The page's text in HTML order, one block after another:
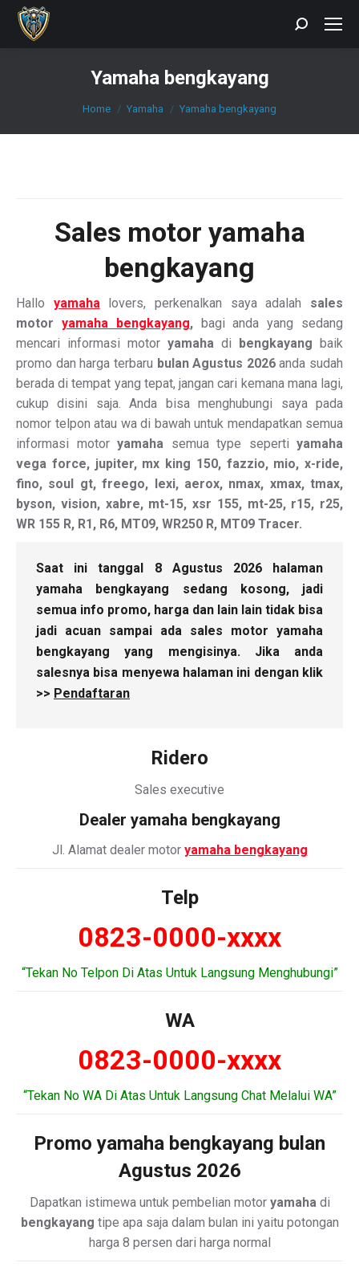
Search:
Yamaha bengkayang
You are here:
Home Yamaha Yamaha bengkayang
Sales motor yamaha
bengkayang
Hallo yamahalovers, perkenalkan saya adalah sales
motor yamaha bengkayang, bagi anda yang sedang
mencari informasi motor yamaha di bengkayang baik
promo dan harga terbaru bulan Agustus 2026anda sudah
berada di tempat yang tepat, jangan cari kemana mana lagi,
cukup disini saja. Anda bisa menghubungi saya pada
nomor telpon atau wa di bawah untuk mendapatkan semua
informasi motor yamaha semua type seperti yamaha
vega force, jupiter, mx king 150, fazzio, mio, x-ride,
fino, soul gt, freego, lexi, aerox, nmax, xmax, tmax,
byson, vision, xabre, mt-15, xsr 155, mt-25, r15, r25,
WR 155 R, R1, R6, MT09, WR250 R, MT09 Tracer.
Saat ini tanggal 8 Agustus 2026 halaman
yamaha bengkayang sedang kosong, jadi
semua info promo, harga dan lain lain tidak bisa
jadi acuan sampai ada sales motor yamaha
bengkayang yang mengisinya. Jika anda
salesnya bisa menyewa halaman ini dengan klik
>> Pendaftaran
Ridero
Sales executive
Dealer yamaha bengkayang
Jl. Alamat dealer motor yamaha bengkayang
Telp
0823-0000-xxxx
“Tekan No Telpon Di Atas Untuk Langsung Menghubungi”
WA
0823-0000-xxxx
“Tekan No WA Di Atas Untuk Langsung Chat Melalui WA”
Promo yamaha bengkayang bulan
Agustus 2026
Dapatkan istimewa untuk pembelian motor yamahadi
bengkayang tipe apa saja dalam bulan ini yaitu potongan
harga 8 persen dari harga normal